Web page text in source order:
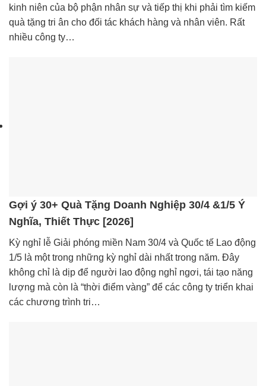
kinh niên của bộ phận nhân sự và tiếp thị khi phải tìm kiếm
quà tặng tri ân cho đối tác khách hàng và nhân viên. Rất
nhiều công ty…
Gợi ý 30+ Quà Tặng Doanh Nghiệp 30/4 &1/5 Ý
Nghĩa, Thiết Thực [2026]
Kỳ nghỉ lễ Giải phóng miền Nam 30/4 và Quốc tế Lao động
1/5 là một trong những kỳ nghỉ dài nhất trong năm. Đây
không chỉ là dịp để người lao động nghỉ ngơi, tái tạo năng
lượng mà còn là “thời điểm vàng” để các công ty triển khai
các chương trình tri…